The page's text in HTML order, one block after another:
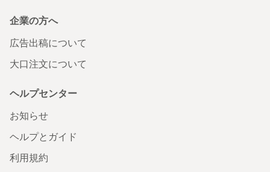
企業の方へ
広告出稿について
大口注文について
ヘルプセンター
お知らせ
ヘルプとガイド
利用規約